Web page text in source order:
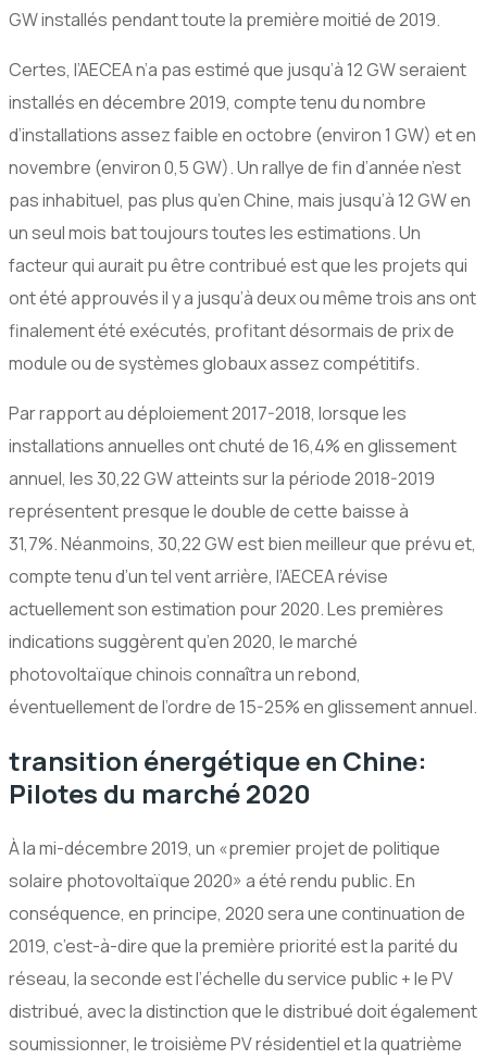
GW installés pendant toute la première moitié de 2019.
Certes, l’AECEA n’a pas estimé que jusqu’à 12 GW seraient
installés en décembre 2019, compte tenu du nombre
d’installations assez faible en octobre (environ 1 GW) et en
novembre (environ 0,5 GW). Un rallye de fin d’année n’est
pas inhabituel, pas plus qu’en Chine, mais jusqu’à 12 GW en
un seul mois bat toujours toutes les estimations. Un
facteur qui aurait pu être contribué est que les projets qui
ont été approuvés il y a jusqu’à deux ou même trois ans ont
finalement été exécutés, profitant désormais de prix de
module ou de systèmes globaux assez compétitifs.
Par rapport au déploiement 2017-2018, lorsque les
installations annuelles ont chuté de 16,4% en glissement
annuel, les 30,22 GW atteints sur la période 2018-2019
représentent presque le double de cette baisse à
31,7%. Néanmoins, 30,22 GW est bien meilleur que prévu et,
compte tenu d’un tel vent arrière, l’AECEA révise
actuellement son estimation pour 2020. Les premières
indications suggèrent qu’en 2020, le marché
photovoltaïque chinois connaîtra un rebond,
éventuellement de l’ordre de 15-25% en glissement annuel.
transition énergétique en Chine:
Pilotes du marché 2020
À la mi-décembre 2019, un «premier projet de politique
solaire photovoltaïque 2020» a été rendu public. En
conséquence, en principe, 2020 sera une continuation de
2019, c’est-à-dire que la première priorité est la parité du
réseau, la seconde est l’échelle du service public + le PV
distribué, avec la distinction que le distribué doit également
soumissionner, le troisième PV résidentiel et la quatrième